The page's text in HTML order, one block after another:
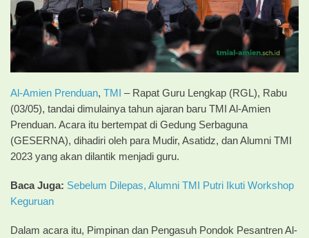
Al-Amien Prenduan, TMI
– Rapat Guru Lengkap (RGL), Rabu
(03/05), tandai dimulainya tahun ajaran baru TMI Al-Amien
Prenduan. Acara itu bertempat di Gedung Serbaguna
(GESERNA), dihadiri oleh para Mudir, Asatidz, dan Alumni TMI
2023 yang akan dilantik menjadi guru.
Baca Juga: Sebelum Dilepas, Alumni TMI Putri Ikuti Workshop
Keguruan
Dalam acara itu, Pimpinan dan Pengasuh Pondok Pesantren Al-